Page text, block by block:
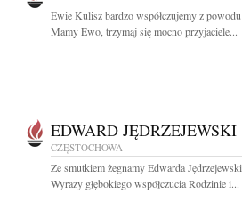
Ewie Kulisz bardzo współczujemy z
Mamy Ewo, trzymaj się mocno przyjaciele...
EDWARD JĘDRZEJEWSKI
CZĘSTOCHOWA
Ze smutkiem żegnamy Edwarda
Wyrazy głębokiego współczucia Rodzinie i...